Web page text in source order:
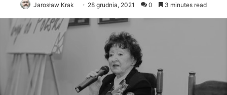
Jarosław Krak 28 grudnia, 2021 0 3 minutes read